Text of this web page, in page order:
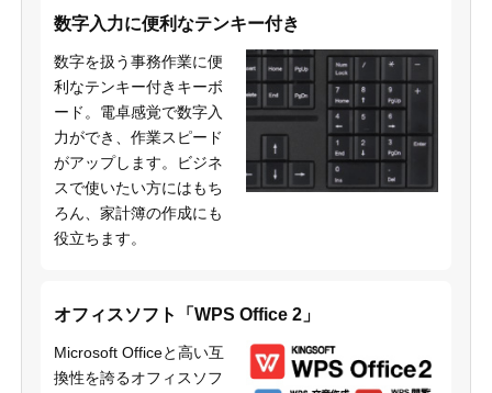
数字入力に便利なテンキー付き
数字を扱う事務作業に便
利なテンキー付きキーボ
ード。電卓感覚で数字入
力ができ、作業スピード
がアップします。ビジネ
スで使いたい方にはもち
ろん、家計簿の作成にも
役立ちます。
オフィスソフト「WPS Office 2」
Microsoft Officeと高い互
換性を誇るオフィスソフ